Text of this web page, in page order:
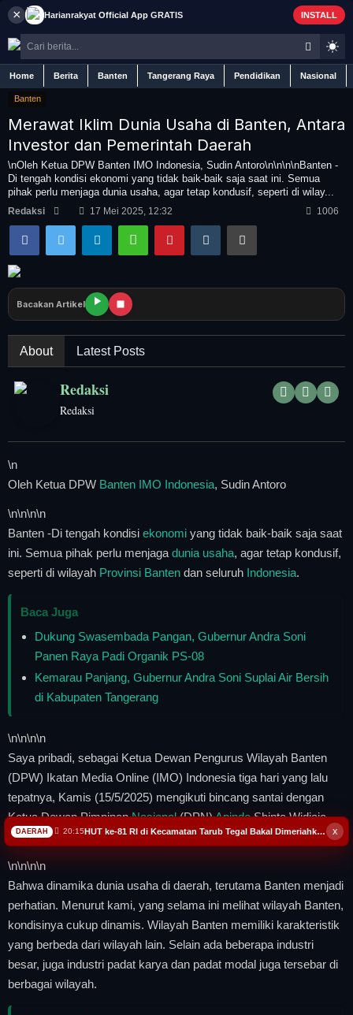
× Harianrakyat Official App GRATIS INSTALL
Home Berita Banten Tangerang Raya Pendidikan Nasional
Home
Berita
Iklan
Contact
Banten
Tangerang Raya
Pendidikan
Nasional
Politik
Daerah
Bogor Raya
Banten
Merawat Iklim Dunia Usaha di Banten, Antara
Investor dan Pemerintah Daerah
\nOleh Ketua DPW Banten IMO Indonesia, Sudin Antoro\n\n\n\nBanten -
Di tengah kondisi ekonomi yang tidak baik-baik saja saat ini. Semua
pihak perlu menjaga dunia usaha, agar tetap kondusif, seperti di wilay...
Redaksi 17 Mei 2025, 12:32 1006
Bacakan Artikel
About Latest Posts
Redaksi
Redaksi
\n
Oleh Ketua DPW Banten IMO Indonesia, Sudin Antoro
\n\n\n\n
Banten -Di tengah kondisi ekonomi yang tidak baik-baik saja saat
ini. Semua pihak perlu menjaga dunia usaha, agar tetap kondusif,
seperti di wilayah Provinsi Banten dan seluruh Indonesia.
Baca Juga
Dukung Swasembada Pangan, Gubernur Andra Soni
Panen Raya Padi Organik PS-08
Kemarau Panjang, Gubernur Andra Soni Suplai Air Bersih
di Kabupaten Tangerang
\n\n\n\n
Saya pribadi, sebagai Ketua Dewan Pengurus Wilayah Banten
(DPW) Ikatan Media Online (IMO) Indonesia tiga hari yang lalu
tepatnya, Kamis (15/5/2025) mengikuti bincang santai dengan
Ketua Dewan PimpinanNasional(DPN)ApindoShinta Widjaja
Kamdani, di Mega Kuningan,Jakarta Selatan.
\n\n\n\n
Bahwa dinamika dunia usaha di daerah, terutama Banten menjadi
perhatian. Menurut kami, yang selama ini melihat wilayah Banten,
kondisinya cukup dinamis. Wilayah Banten memiliki karakteristik
yang berbeda dari wilayah lain. Selain ada beberapa industri
besar, juga industri padat karya dan padat modal juga tersebar di
berbagai wilayah.
x
DAERAH 20:15 HUT ke-81 RI di Kecamatan Tarub Tegal Bakal Dimeriahkan Permainan Gobak Sodor